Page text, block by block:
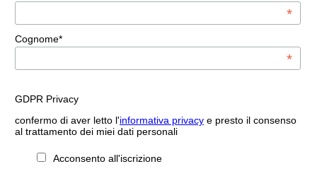
*
Cognome*
*
GDPR Privacy
confermo di aver letto l'informativa privacye presto il consenso
al trattamento dei miei dati personali
Acconsento all'iscrizione